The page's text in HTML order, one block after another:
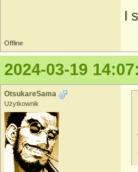
I
Offline
2024-03-19
OtsukareSama
Użytkownik